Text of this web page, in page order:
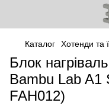
Каталог Хотенди та
Блок
Bambu Lab A1
FAH012)